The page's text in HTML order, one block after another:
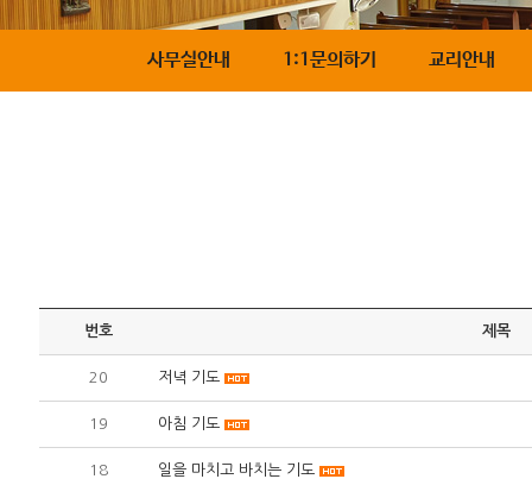
사무실안내 1:1문의하기 교리안내
번호 제목
20 저녁 기도
19 아침 기도
18 일을 마치고 바치는 기도